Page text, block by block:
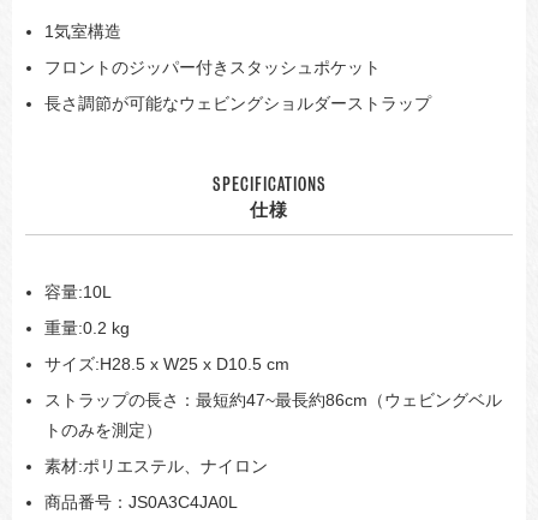
SPECIFICATIONS
仕様
1気室構造
フロントのジッパー付きスタッシュポケット
長さ調節が可能なウェビングショルダーストラップ
容量:10L
重量:0.2 kg
サイズ:H28.5 x W25 x D10.5 cm
ストラップの長さ：最短約47~最長約86cm（ウェビングベル
トのみを測定）
素材:ポリエステル、ナイロン
商品番号：JS0A3C4JA0L